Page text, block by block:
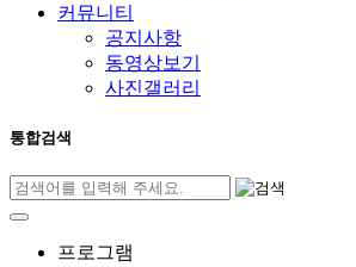
커뮤니티
공지사항
동영상보기
사진갤러리
통합검색
프로그램